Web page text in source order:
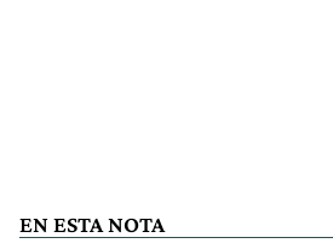
EN ESTA NOTA